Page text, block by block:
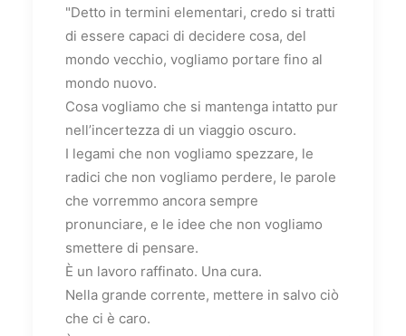
"Detto in termini elementari, credo si tratti
di essere capaci di decidere cosa, del
mondo vecchio, vogliamo portare fino al
mondo nuovo.
Cosa vogliamo che si mantenga intatto pur
nell’incertezza di un viaggio oscuro.
I legami che non vogliamo spezzare, le
radici che non vogliamo perdere, le parole
che vorremmo ancora sempre
pronunciare, e le idee che non vogliamo
smettere di pensare.
È un lavoro raffinato. Una cura.
Nella grande corrente, mettere in salvo ciò
che ci è caro.